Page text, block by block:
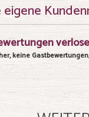
keine